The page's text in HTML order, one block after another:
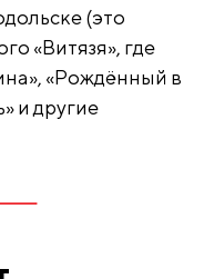
(это
«Витязя», где
«Рождённый в
и другие